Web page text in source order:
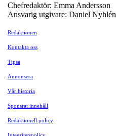
Chefredaktör: Emma Andersson
Ansvarig utgivare: Daniel Nyhlén
Redaktionen
Kontakta oss
Tipsa
Annonsera
Vår historia
Sponsrat innehåll
Redaktionell policy